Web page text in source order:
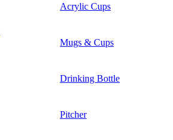
Acrylic Cups
Mugs & Cups
Drinking Bottle
Pitcher